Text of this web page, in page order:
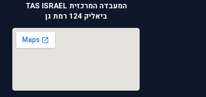
המעבדה המרכזית TAS ISRAEL
ביאליק 124 רמת גן